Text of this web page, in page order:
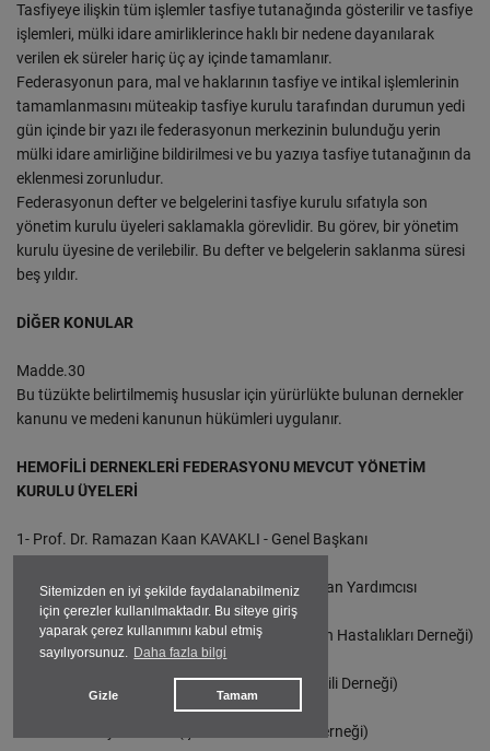
Sitemizden en iyi şekilde faydalanabilmeniz
için çerezler kullanılmaktadır. Bu siteye giriş
yaparak çerez kullanımını kabul etmiş
sayılıyorsunuz. Daha fazla bilgi
Gizle Tamam
Tasfiyeye ilişkin tüm işlemler tasfiye tutanağında gösterilir ve tasfiye
işlemleri, mülki idare amirliklerince haklı bir nedene dayanılarak
verilen ek süreler hariç üç ay içinde tamamlanır.
Federasyonun para, mal ve haklarının tasfiye ve intikal işlemlerinin
tamamlanmasını müteakip tasfiye kurulu tarafından durumun yedi
gün içinde bir yazı ile federasyonun merkezinin bulunduğu yerin
mülki idare amirliğine bildirilmesi ve bu yazıya tasfiye tutanağının da
eklenmesi zorunludur.
Federasyonun defter ve belgelerini tasfiye kurulu sıfatıyla son
yönetim kurulu üyeleri saklamakla görevlidir. Bu görev, bir yönetim
kurulu üyesine de verilebilir. Bu defter ve belgelerin saklanma süresi
beş yıldır.
DİĞER KONULAR
Madde.30
Bu tüzükte belirtilmemiş hususlar için yürürlükte bulunan dernekler
kanunu ve medeni kanunun hükümleri uygulanır.
HEMOFİLİ DERNEKLERİ FEDERASYONU MEVCUT YÖNETİM
KURULU ÜYELERİ
1- Prof. Dr. Ramazan Kaan KAVAKLI - Genel Başkanı
2- Uzman Dr. Mehmet Can UĞUR - Genel Başkan Yardımcısı
3- Aylin ARIK (Pamukkale Hemofili ve Diğer Kan Hastalıkları Derneği)
4- Yrd. Doç. Dr. Yusuf Ziya ARAL (Aydın Hemofili Derneği)
5- Dr. Defne Ay TUNCEL (Çukurova Hemofili Derneği)